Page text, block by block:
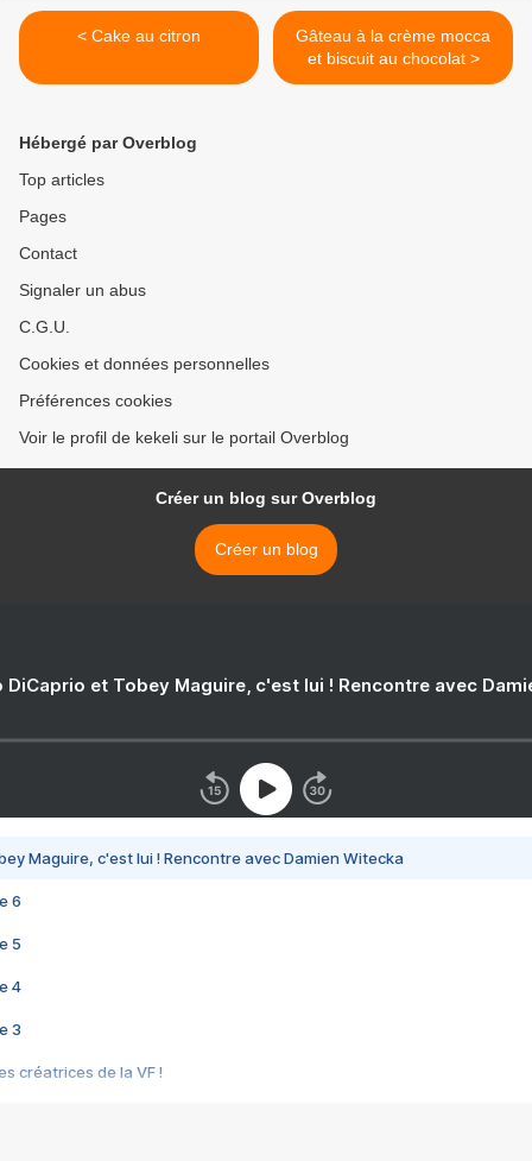
< Cake au citron
Gâteau à la crème mocca
et biscuit au chocolat >
Hébergé par Overblog
Top articles
Pages
Contact
Signaler un abus
C.G.U.
Cookies et données personnelles
Préférences cookies
Voir le profil de kekeli sur le portail Overblog
Créer un blog sur Overblog
Créer un blog
DiCaprio et Tobey Maguire, c'est lui ! Rencontre avec
Maguire, c'est lui ! Rencontre avec Damien Witecka
6
5
4
3
créatrices de la VF !